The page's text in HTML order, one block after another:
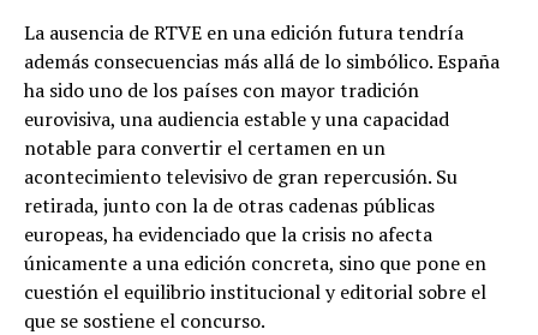
La ausencia de RTVE en una edición futura tendría
además consecuencias más allá de lo simbólico. España
ha sido uno de los países con mayor tradición
eurovisiva, una audiencia estable y una capacidad
notable para convertir el certamen en un
acontecimiento televisivo de gran repercusión. Su
retirada, junto con la de otras cadenas públicas
europeas, ha evidenciado que la crisis no afecta
únicamente a una edición concreta, sino que pone en
cuestión el equilibrio institucional y editorial sobre el
que se sostiene el concurso.